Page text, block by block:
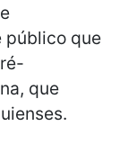
público que
que